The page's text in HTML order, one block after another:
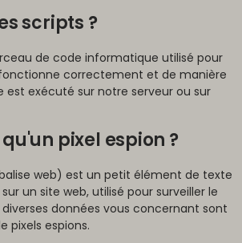
scripts ?
de code informatique utilisé pour
correctement et de manière
est exécuté sur notre serveur ou sur
pixel espion ?
web) est un petit élément de texte
un site web, utilisé pour surveiller le
données vous concernant sont
pixels espions.